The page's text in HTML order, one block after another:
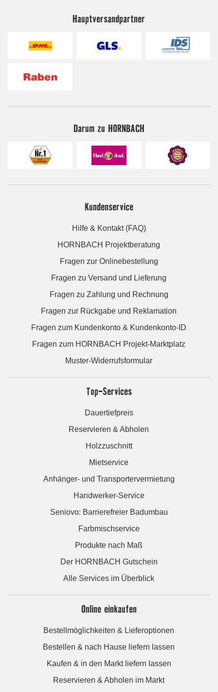
Hauptversandpartner
Darum zu HORNBACH
Kundenservice
Hilfe & Kontakt (FAQ)
HORNBACH Projektberatung
Fragen zur Onlinebestellung
Fragen zu Versand und Lieferung
Fragen zu Zahlung und Rechnung
Fragen zur Rückgabe und Reklamation
Fragen zum Kundenkonto & Kundenkonto-ID
Fragen zum HORNBACH Projekt-Marktplatz
Muster-Widerrufsformular
Top-Services
Dauertiefpreis
Reservieren & Abholen
Holzzuschnitt
Mietservice
Anhänger- und Transportervermietung
Handwerker-Service
Seniovo: Barrierefreier Badumbau
Farbmischservice
Produkte nach Maß
Der HORNBACH Gutschein
Alle Services im Überblick
Online einkaufen
Bestellmöglichkeiten & Lieferoptionen
Bestellen & nach Hause liefern lassen
Kaufen & in den Markt liefern lassen
Reservieren & Abholen im Markt